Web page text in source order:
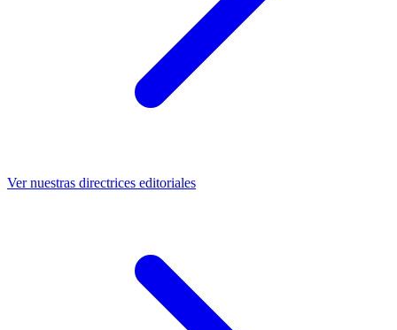
Ver nuestras directrices editoriales